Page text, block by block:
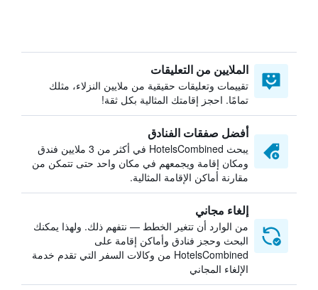
الملايين من التعليقات
تقييمات وتعليقات حقيقية من ملايين النزلاء، مثلك
تمامًا. احجز إقامتك المثالية بكل ثقة!
أفضل صفقات الفنادق
يبحث HotelsCombined في أكثر من 3 ملايين فندق
ومكان إقامة ويجمعهم في مكان واحد حتى تتمكن من
مقارنة أماكن الإقامة المثالية.
إلغاء مجاني
من الوارد أن تتغير الخطط — نتفهم ذلك. ولهذا يمكنك
البحث وحجز فنادق وأماكن إقامة على
HotelsCombined من وكالات السفر التي تقدم خدمة
الإلغاء المجاني